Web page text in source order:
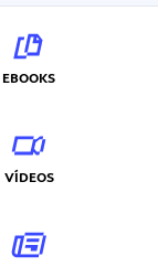
EBOOKS
VÍDEOS